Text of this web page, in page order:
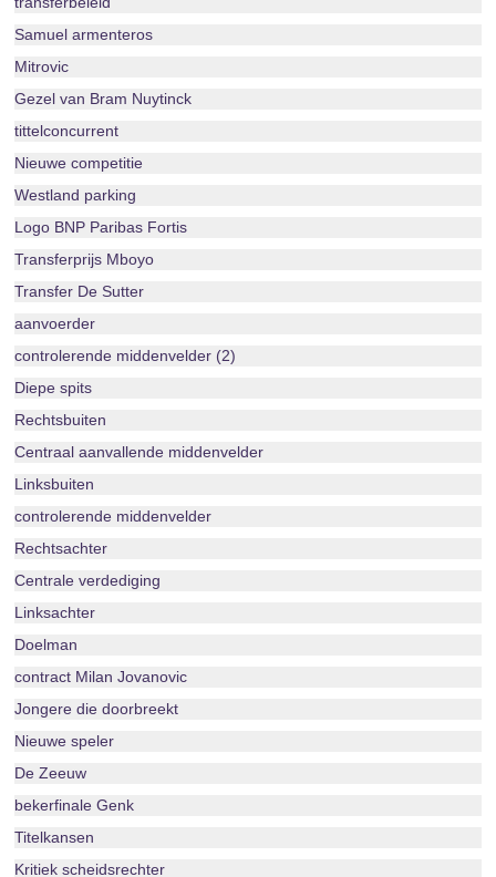
Samuel armenteros
Mitrovic
Gezel van Bram Nuytinck
tittelconcurrent
Nieuwe competitie
Westland parking
Logo BNP Paribas Fortis
Transferprijs Mboyo
Transfer De Sutter
aanvoerder
controlerende middenvelder (2)
Diepe spits
Rechtsbuiten
Centraal aanvallende middenvelder
Linksbuiten
controlerende middenvelder
Rechtsachter
Centrale verdediging
Linksachter
Doelman
contract Milan Jovanovic
Jongere die doorbreekt
Nieuwe speler
De Zeeuw
bekerfinale Genk
Titelkansen
Kritiek scheidsrechter